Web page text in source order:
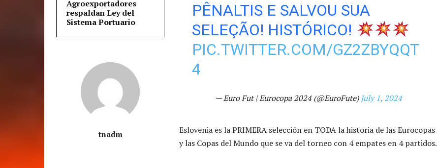
Agroexportadores
respaldan Ley del
Sistema Portuario
tnadm
PÊNALTIS E SALVOU SUA
SELEÇÃO! HISTÓRICO!
PIC.TWITTER.COM/GZ2ZBYQQT
4
— Euro Fut | Eurocopa 2024 (@EuroFute) July 1, 2024
Eslovenia es la PRIMERA selección en TODA la historia de las Eurocopas
y las Copas del Mundo que se va del torneo con 4 empates en 4 partidos.